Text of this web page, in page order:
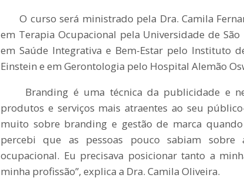
O curso será ministrado pela Dra. Camila
em Terapia Ocupacional pela Universidade de São
em Saúde Integrativa e Bem-Estar pelo Instituto
Einstein e em Gerontologia pelo Hospital Alemão
Branding é uma técnica da publicidade e
produtos e serviços mais atraentes ao seu
muito sobre branding e gestão de marca
percebi que as pessoas pouco sabiam sobre
ocupacional. Eu precisava posicionar tanto a
minha profissão”, explica a Dra. Camila Oliveira.